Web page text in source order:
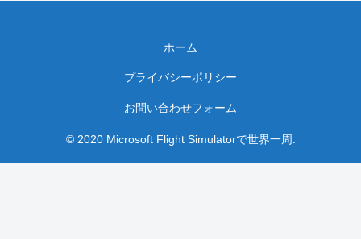
ホーム
プライバシーポリシー
お問い合わせフォーム
© 2020 Microsoft Flight Simulatorで世界一周.